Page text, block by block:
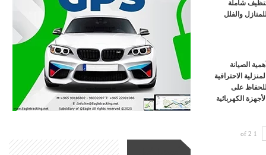
شاملة
للمنازل والفلل
أهمية الصيانة
المنزلية الاحترافية
للحفاظ على
الأجهزة الكهربائية
1 of 2